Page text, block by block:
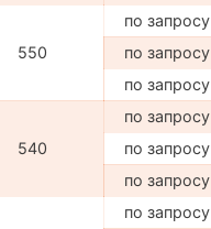
550
по запросу
по запросу
по запросу
540
по запросу
по запросу
по запросу
по запросу